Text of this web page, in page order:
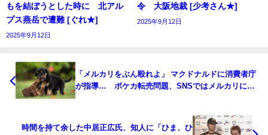
もを結ぼうとした時に 北アル
プス燕岳で遭難 [ぐれ★]
2025年9月12日
令 大阪地裁 [少考さん★]
2025年9月12日
「メルカリをぶん殴れよ」 マクドナルドに消費者庁
が指導… ポケカ転売問題、SNSではメルカリに怒
時間を持て余した中居正広氏、知人に「ひま、ひ